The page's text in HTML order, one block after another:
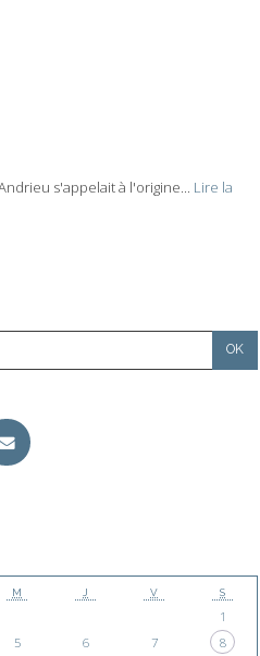
s'appelait à l'origine... Lire la
M J V S
1
5 6 7
8